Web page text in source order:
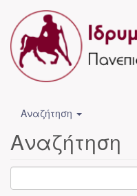
Αναζήτηση
Αναζήτηση